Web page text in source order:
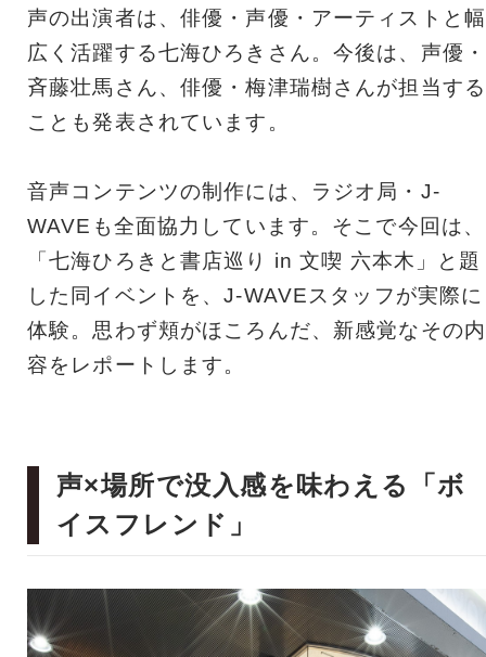
声の出演者は、俳優・声優・アーティストと幅
広く活躍する七海ひろきさん。今後は、声優・
斉藤壮馬さん、俳優・梅津瑞樹さんが担当する
ことも発表されています。
音声コンテンツの制作には、ラジオ局・J-
WAVEも全面協力しています。そこで今回は、
「七海ひろきと書店巡り in 文喫 六本木」と題
した同イベントを、J-WAVEスタッフが実際に
体験。思わず頬がほころんだ、新感覚なその内
容をレポートします。
声×場所で没入感を味わえる「ボ
イスフレンド」